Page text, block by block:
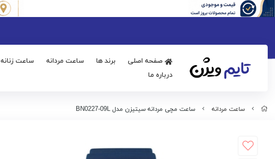
صفحه اصلی برند ها ساعت مردانه ساعت زنانه
درباره ما
ساعت مردانه ساعت مچی مردانه سیتیزن مدل BN0227-09L